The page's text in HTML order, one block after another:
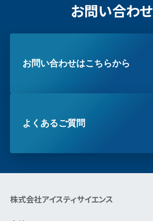
お問い合わせ
お問い合わせはこちらから
よくあるご質問
株式会社アイスティサイエンス